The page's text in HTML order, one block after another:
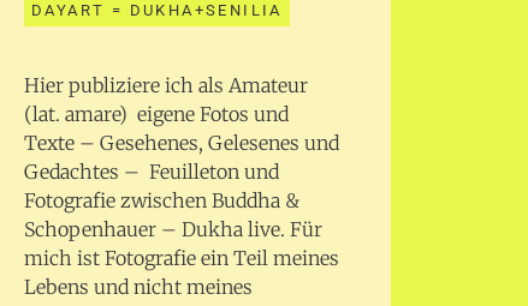
DAYART = DUKHA+SENILIA
Hier publiziere ich als Amateur
(lat. amare) eigene Fotos und
Texte – Gesehenes, Gelesenes und
Gedachtes – Feuilleton und
Fotografie zwischen Buddha &
Schopenhauer – Dukha live. Für
mich ist Fotografie ein Teil meines
Lebens und nicht meines